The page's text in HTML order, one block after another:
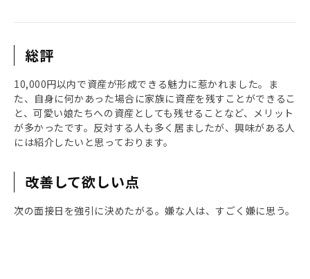
総評
10,000円以内で資産が形成できる魅力に惹かれました。ま
た、自身に何かあった場合に家族に資産を残すことができるこ
と、可愛い娘たちへの資産としても残せることなど、メリット
が多かったです。反対する人も多く居ましたが、興味がある人
には紹介したいと思っております。
改善して欲しい点
次の面接日を強引に決めたがる。嫌な人は、すごく嫌に思う。